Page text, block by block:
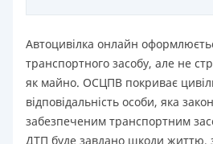
Автоцивілка онлайн
транспортного засобу, але не
як майно. ОСЦПВ покриває
відповідальність особи, яка
забезпеченим транспортним
ДТП буде завдано шкоди життю,